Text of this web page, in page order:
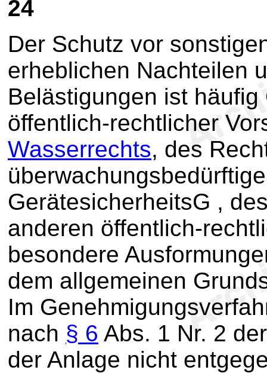
24
Der Schutz vor
erheblichen Nachteilen
Belästigungen ist
öffentlich-rechtlicher
Wasserrechts, des
GerätesicherheitsG ,
anderen öffentlich-
besondere
dem allgemeinen
Im
nach § 6 Abs. 1 Nr. 2
der Anlage nicht